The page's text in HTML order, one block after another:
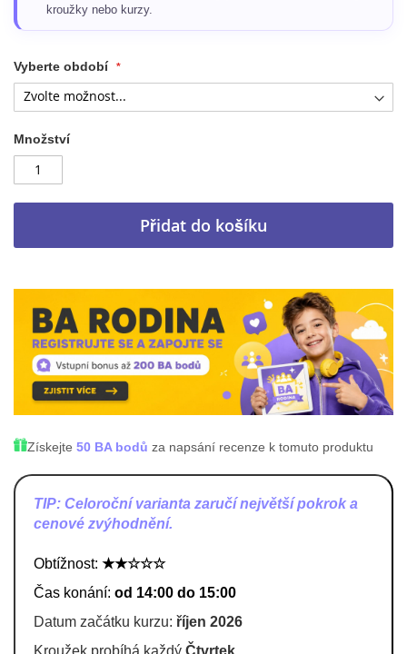
kroužky nebo kurzy.
Vyberte období
Množství
Přidat do košíku
Získejte 50 BA bodů za napsání recenze k tomuto produktu
TIP: Celoroční varianta zaručí největší pokrok a
cenové zvýhodnění.
Obtížnost: ★★☆☆☆
Čas konání: od 14:00 do 15:00
Datum začátku kurzu: říjen 2026
Kroužek probíhá každý Čtvrtek